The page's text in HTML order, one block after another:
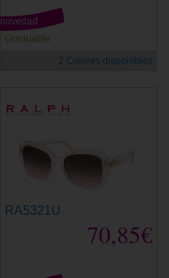
Graduable
novedad
2 Colores disponibles
RA5321U
70,85€